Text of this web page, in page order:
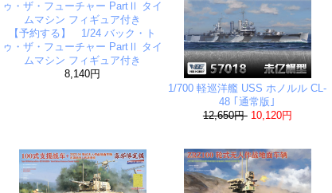
【予約する】 1/24 バック・ト
ゥ・ザ・フューチャー PartⅡ タイ
ムマシン フィギュア付き
8,140円
1/700 軽巡洋艦 USS ホノルル CL-
48 ｢通常版｣
12,650円 10,120円